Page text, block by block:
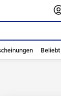
Beliebt